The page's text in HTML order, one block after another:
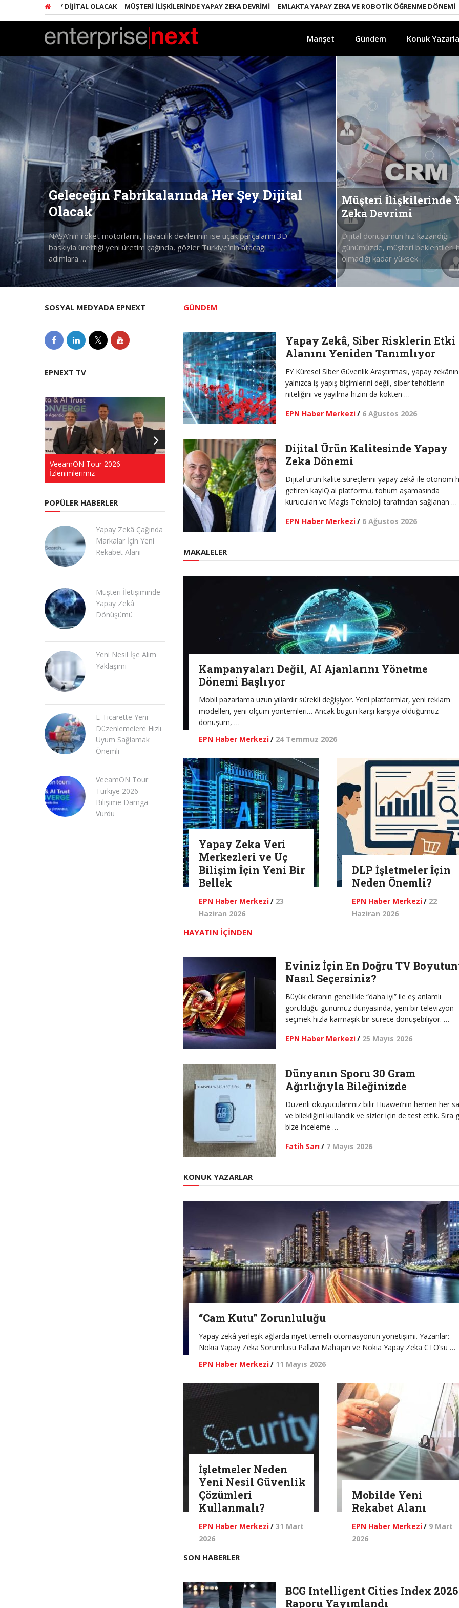
ŞEY DIJITAL OLACAK MÜŞTERI İLIŞKILERINDE YAPAY ZEKA DEVRIMI EMLAKTA YAPAY ZEKA VE ROBOTIK ÖĞRENME DÖNEMI ENERJI
Manşet Gündem Konuk
Geleceğin Fabrikalarında Her Şey Dijital
Olacak
NASA’nın roket motorlarını, havacılık devlerinin ise uçak parçalarını 3D
baskıyla ürettiği yeni üretim çağında, gözler Türkiye’nin atacağı
adımlara …
Müşteri İlişkilerinde
Zeka Devrimi
Dijital dönüşümün hız kazandığı
günümüzde, müşteri beklentileri
olmadığı kadar yüksek …
GÜNDEM
Yapay Zekâ, Siber Risklerin Etki
Alanını Yeniden Tanımlıyor
EY Küresel Siber Güvenlik Araştırması, yapay zekânın
yalnızca iş yapış biçimlerini değil, siber tehditlerin
niteliğini ve yayılma hızını da kökten …
EPN Haber Merkezi/ 6 Ağustos 2026
Dijital Ürün Kalitesinde Yapay
Zeka Dönemi
Dijital ürün kalite süreçlerini yapay zekâ ile otonom
getiren kayIQ.ai platformu, tohum aşamasında
kurucuları ve Magis Teknoloji tarafından sağlanan …
EPN Haber Merkezi/ 6 Ağustos 2026
MAKALELER
Kampanyaları Değil, AI Ajanlarını Yönetme
Dönemi Başlıyor
Mobil pazarlama uzun yıllardır sürekli değişiyor. Yeni platformlar, yeni reklam
modelleri, yeni ölçüm yöntemleri… Ancak bugün karşı karşıya olduğumuz
dönüşüm, …
EPN Haber Merkezi/ 24 Temmuz 2026
Yapay Zeka Veri
Merkezleri ve Uç
Bilişim İçin Yeni Bir
Bellek
EPN Haber Merkezi/ 23
Haziran 2026
DLP İşletmeler İçin
Neden Önemli?
EPN Haber Merkezi/ 22
Haziran 2026
HAYATIN İÇINDEN
Eviniz İçin En Doğru TV
Nasıl Seçersiniz?
Büyük ekranın genellikle “daha iyi” ile eş anlamlı
görüldüğü günümüz dünyasında, yeni bir televizyon
seçmek hızla karmaşık bir sürece dönüşebiliyor. …
EPN Haber Merkezi/ 25 Mayıs 2026
Dünyanın Sporu 30 Gram
Ağırlığıyla Bileğinizde
Düzenli okuyucularımız bilir Huawei’nin hemen her
ve bilekliğini kullandık ve sizler için de test ettik. Sıra
bize inceleme …
Fatih Sarı/ 7 Mayıs 2026
KONUK YAZARLAR
“Cam Kutu” Zorunluluğu
Yapay zekâ yerleşik ağlarda niyet temelli otomasyonun yönetişimi. Yazanlar:
Nokia Yapay Zeka Sorumlusu Pallavi Mahajan ve Nokia Yapay Zeka CTO’su …
EPN Haber Merkezi/ 11 Mayıs 2026
İşletmeler Neden
Yeni Nesil Güvenlik
Çözümleri
Kullanmalı?
EPN Haber Merkezi/ 31 Mart
2026
Mobilde Yeni
Rekabet Alanı
EPN Haber Merkezi/ 9 Mart
2026
SON HABERLER
BCG Intelligent Cities Index 2026
Raporu Yayımlandı
SOSYAL MEDYADA EPNEXT
EPNEXT TV
VeeamON Tour 2026
İzlenimlerimiz
Red Hat Summit 2026
İzlenimlerimiz
POPÜLER HABERLER
Yapay Zekâ Çağında
Markalar İçin Yeni
Rekabet Alanı
Müşteri İletişiminde
Yapay Zekâ
Dönüşümü
Yeni Nesil İşe Alım
Yaklaşımı
E-Ticarette Yeni
Düzenlemelere Hızlı
Uyum Sağlamak
Önemli
VeeamON Tour
Türkiye 2026
Bilişime Damga
Vurdu